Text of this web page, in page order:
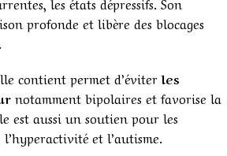
profonde et libère des blocages
contient permet d’éviterles
notamment bipolaires et favorise la
est aussi un soutien pour les
et l’autisme.